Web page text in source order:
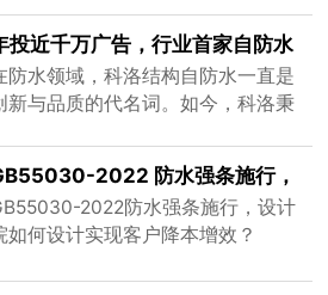
的讨论。本文将从科洛抗裂防渗剂
工作......
水技术也在不断发展，其中结构自
防水作为一种新型、高效的防水方
，逐渐受到业界的广泛关注和应
。那么，什么是结构自防水呢？本
将从定义、原理、优势及应用等方
进行详细......
投近千万广告，行业首家自防水
牌布局全国
防水领域，科洛结构自防水一直是
新与品质的代名词。如今，科洛秉
。
2022 防水强条施行，
计院如何设计实现客户降本增
？
2022防水强条施行，设计
如何设计实现客户降本增效？